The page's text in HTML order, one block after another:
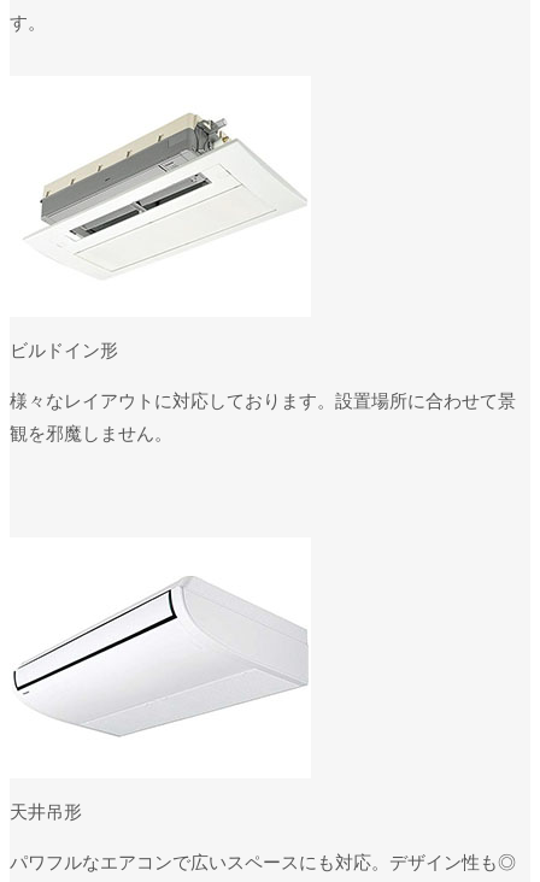
す。
ビルドイン形
様々なレイアウトに対応しております。設置場所に合わせて景
観を邪魔しません。
天井吊形
パワフルなエアコンで広いスペースにも対応。デザイン性も◎